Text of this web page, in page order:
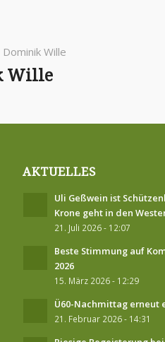
Wille
AKTUELLES
Uli Geßwein ist
Krone geht in den
21. Juli 2026 - 12:07
Beste Stimmung auf
2026
15. März 2026 - 12:29
Ü60-Nachmittag erneut
21. Februar 2026 - 14:31